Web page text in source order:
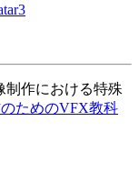
制作における特殊
のためのVFX教科